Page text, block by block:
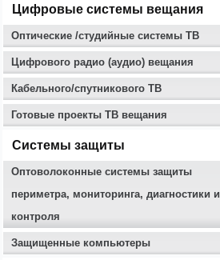
Цифровые системы вещания
Оптические /студийные системы ТВ
Цифрового радио (аудио) вещания
Кабельного/спутникового ТВ
Готовые проекты ТВ вещания
Системы защиты
Оптоволоконные системы защиты
периметра, мониторинга, диагностики и
контроля
Защищенные компьютеры